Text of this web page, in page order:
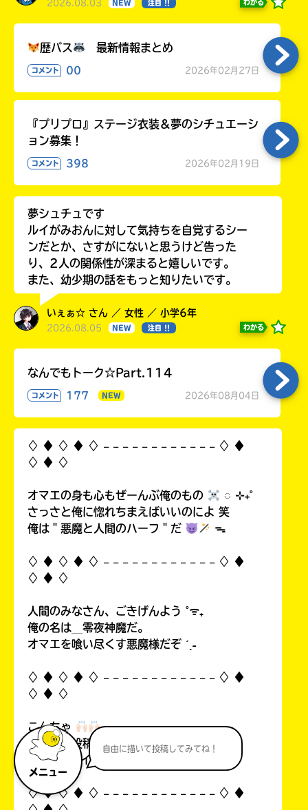
メニュー
自由に描いて投稿してみてね！
2026.08.03 NEW 注目 !! わかる
歴バス 最新情報まとめ
コメント 00 2026年02月27日
『プリプロ』ステージ衣装＆夢のシチュエーシ
ョン募集！
コメント 398 2026年02月19日
夢シュチュです
ルイがみおんに対して気持ちを自覚するシー
ンだとか、さすがにないと思うけど告った
り、2人の関係性が深まると嬉しいです。
また、幼少期の話をもっと知りたいです。
いぇぁ☆ さん ／ 女性 ／ 小学6年
2026.08.05 NEW 注目 !! わかる
なんでもトーク☆Part.114
コメント 177 NEW 2026年08月04日
♢ ♦︎ ♢ ♦︎ ♢ 𓐄 𓐄 𓐄 𓐄 𓐄 𓐄 𓐄 𓐄 𓐄 𓐄 𓐄 𓐄 ♢ ♦︎
♢ ♦︎ ♢
オマエの身も心もぜーんぶ俺のもの
◌ ⊹₊˚
さっさと俺に惚れちまえばいいのによ 笑
俺は＂悪魔と人間のハーフ＂だ
ᯓ
♢ ♦︎ ♢ ♦︎ ♢ 𓐄 𓐄 𓐄 𓐄 𓐄 𓐄 𓐄 𓐄 𓐄 𓐄 𓐄 𓐄 ♢ ♦︎
♢ ♦︎ ♢
人間のみなさん、ごきげんよう ˚ᯤ₊
俺の名は＿零夜神魔だ。
オマエを喰い尽くす悪魔様だぞ ˊˎ˗
♢ ♦︎ ♢ ♦︎ ♢ 𓐄 𓐄 𓐄 𓐄 𓐄 𓐄 𓐄 𓐄 𓐄 𓐄 𓐄 𓐄 ♢ ♦︎
♢ ♦︎ ♢
こんちゃ
自分の初投稿を見て俺思ったんすよ…！
中1なのにイタいって！((
♢ ♦︎ ♢ ♦︎ ♢ 𓐄 𓐄 𓐄 𓐄 𓐄 𓐄 𓐄 𓐄 𓐄 𓐄 𓐄 𓐄 ♢ ♦︎